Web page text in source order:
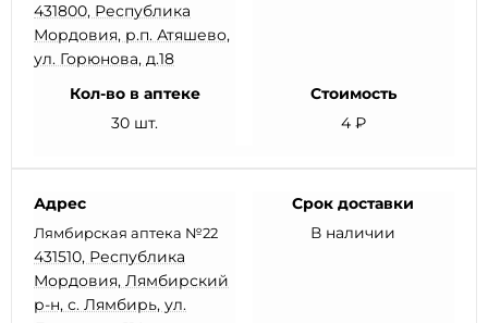
431800, Республика
Мордовия, р.п. Атяшево,
ул. Горюнова, д.18
Кол-во в аптеке
30 шт.
Стоимость
4 ₽
Адрес
Лямбирская аптека №22
431510, Республика
Мордовия, Лямбирский
р-н, с. Лямбирь, ул.
Срок доставки
В наличии